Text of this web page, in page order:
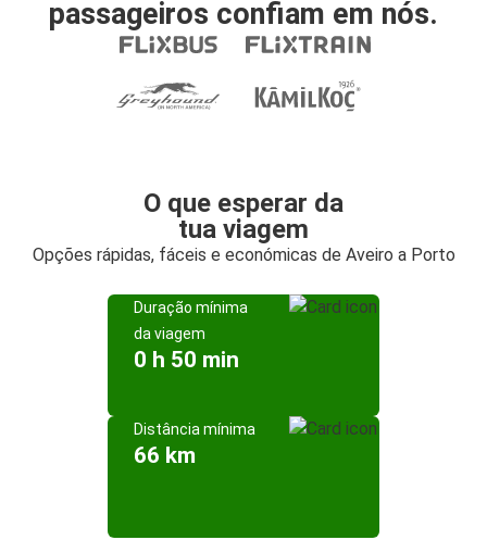
passageiros confiam em nós.
O que esperar da
tua viagem
Opções rápidas, fáceis e económicas de Aveiro a Porto
Duração mínima
da viagem
0 h 50 min
Distância mínima
66 km